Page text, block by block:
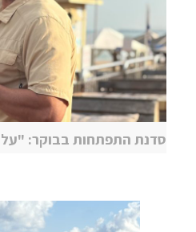
סדנת התפתחות בבוקר: